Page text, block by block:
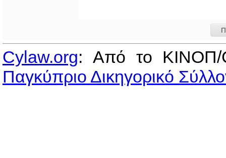
Cylaw.org: Από το
Παγκύπριο Δικηγορικό